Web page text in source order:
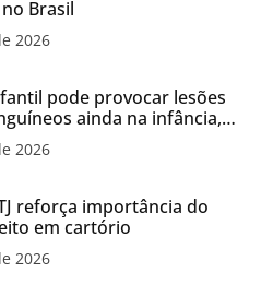
Brasil
2026
pode provocar lesões
ainda na infância,
2026
reforça importância do
em cartório
2026